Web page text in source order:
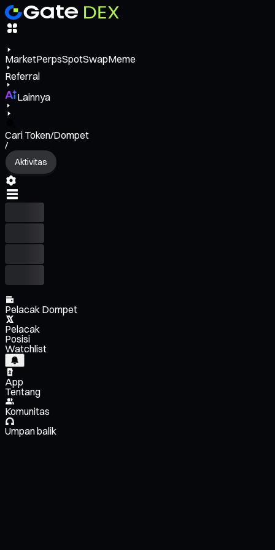
MarketPerpsSpotSwapMeme
Referral
Lainnya
Cari Token/Dompet
/
Aktivitas
Pelacak Dompet
Pelacak
Posisi
Watchlist
App
Tentang
Komunitas
Umpan balik